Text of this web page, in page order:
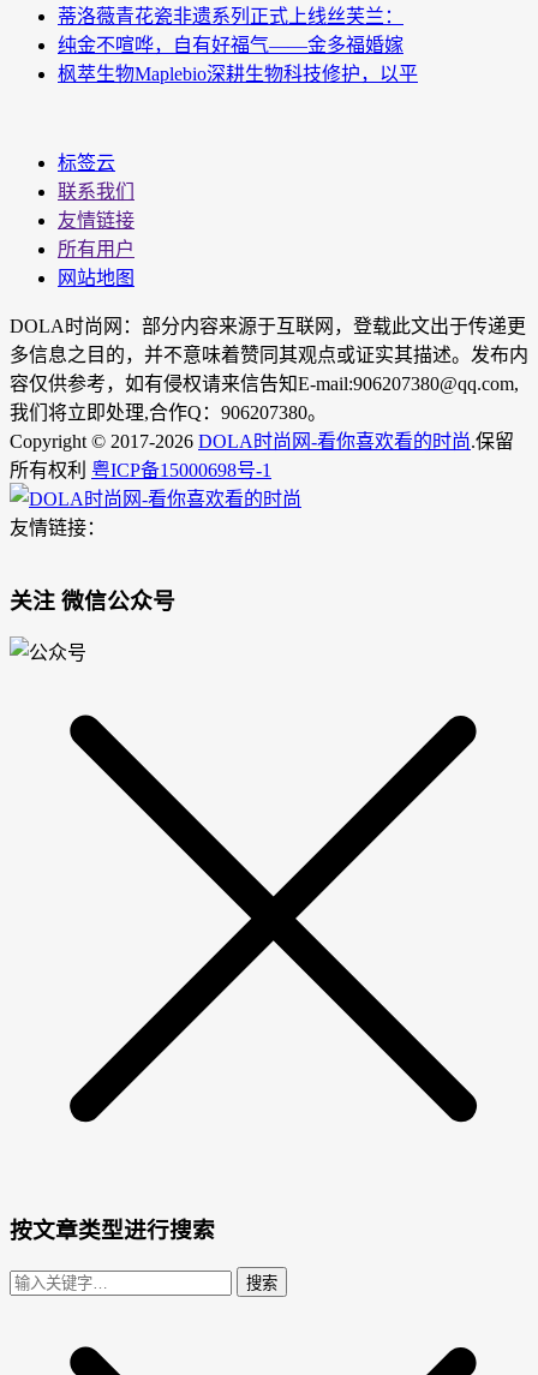
蒂洛薇青花瓷非遗系列正式上线丝芙兰：
纯金不喧哗，自有好福气——金多福婚嫁
枫萃生物Maplebio深耕生物科技修护，以平
标签云
联系我们
友情链接
所有用户
网站地图
DOLA时尚网：部分内容来源于互联网，登载此文出于传递更
多信息之目的，并不意味着赞同其观点或证实其描述。发布内
容仅供参考，如有侵权请来信告知E-mail:906207380@qq.com,
我们将立即处理,合作Q：906207380。
Copyright © 2017-2026 DOLA时尚网-看你喜欢看的时尚.保留
所有权利 粤ICP备15000698号-1
友情链接：
关注 微信公众号
按文章类型进行搜索